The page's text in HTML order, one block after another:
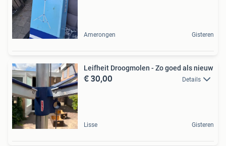
Amerongen Gisteren
Leifheit Droogmolen - Zo goed als nieuw
€ 30,00 Details
Lisse Gisteren